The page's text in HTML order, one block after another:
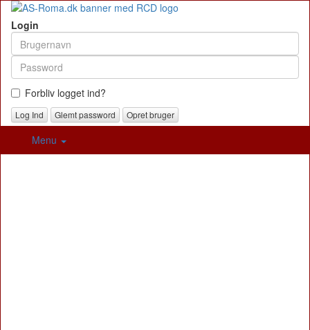
Login
Forbliv logget ind?
Glemt password Opret bruger
Menu